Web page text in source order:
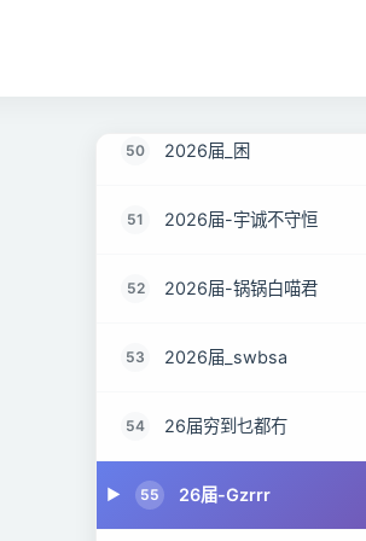
50 2026届_困
51 2026届-宇诚不守恒
52 2026届-锅锅白喵君
53 2026届_swbsa
54 26届穷到乜都冇
55 26届-Gzrrr